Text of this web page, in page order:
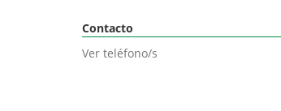
Contacto
Ver teléfono/s